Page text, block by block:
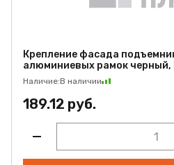
Крепление фасада
алюминиевых рамок черный,
Наличие:В наличии
189.12 руб.